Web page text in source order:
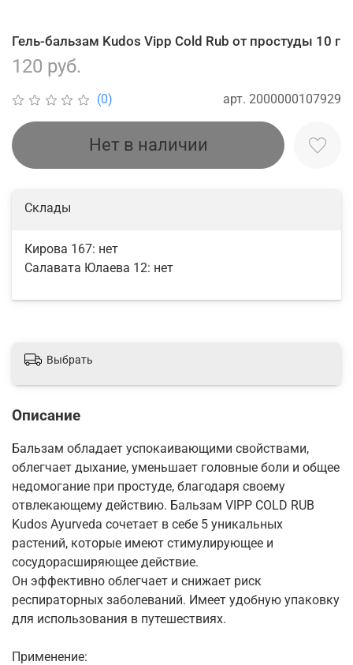
(0) арт. 2000000107929
Гель-бальзам Kudos Vipp Cold Rub от простуды 10 г
120 руб.
Нет в наличии
Склады
Кирова 167: нет
Салавата Юлаева 12: нет
Выбрать
Описание
Бальзам обладает успокаивающими свойствами,
облегчает дыхание, уменьшает головные боли и общее
недомогание при простуде, благодаря своему
отвлекающему действию. Бальзам VIPP COLD RUB
Kudos Ayurveda сочетает в себе 5 уникальных
растений, которые имеют стимулирующее и
сосудорасширяющее действие.
Он эффективно облегчает и снижает риск
респираторных заболеваний. Имеет удобную упаковку
для использования в путешествиях.
Применение: